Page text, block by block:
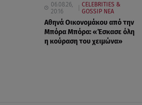
06.08.26,
20:16
CELEBRITIES &
GOSSIP ΝΕΑ
Αθηνά Οικονομάκου από την
Μπόρα Μπόρα: «Έσκασε όλη
η κούραση του χειμώνα»